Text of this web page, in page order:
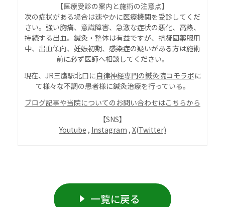
【医療受診の案内と施術の注意点】
次の症状がある場合は速やかに医療機関を受診してくだ
さい。強い胸痛、意識障害、急激な症状の悪化、高熱、
持続する出血。鍼灸・整体は有益ですが、抗凝固薬服用
中、出血傾向、妊娠初期、感染症の疑いがある方は施術
前に必ず医師へ相談してください。
現在、JR三鷹駅北口に自律神経専門の鍼灸院コモラボに
て様々な不調の患者様に鍼灸治療を行っている。
ブログ記事や当院についてのお問い合わせはこちらから
【SNS】
Youtube , Instagram , X(Twitter)
一覧に戻る